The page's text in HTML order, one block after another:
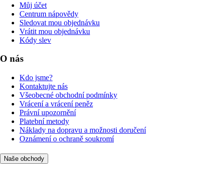
Můj účet
Centrum nápovědy
Sledovat mou objednávku
Vrátit mou objednávku
Kódy slev
O nás
Kdo jsme?
Kontaktujte nás
Všeobecné obchodní podmínky
Vrácení a vrácení peněz
Právní upozornění
Platební metody
Náklady na dopravu a možnosti doručení
Oznámení o ochraně soukromí
Naše obchody